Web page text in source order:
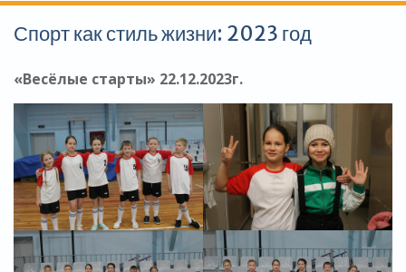
Спорт как стиль жизни: 2023 год
«Весёлые старты» 22.12.2023г.